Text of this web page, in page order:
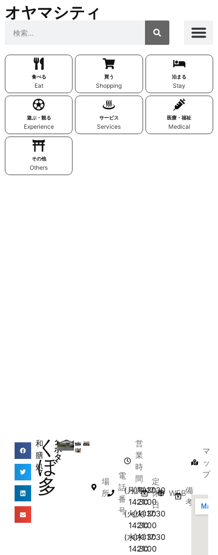
オヤマシティ
食べる
Eat
買う
Shopping
泊まる
Stay
遊ぶ・観る
Experience
サービス
Services
医療・福祉
Medical
その他
Others
和
膳
処
く
ぼ
多
ク
ボ
タ
場
所
電
話
番
号
営
業
時
間
(月)11:30
～
14:30
(月)17:30
～
21:00
(火)11:30
～
14:30
(火)17:30
～
21:00
(水)11:30
～
14:30
(水)17:30
～
21:00
定
休
日
WEB備
考
マ
ッ
プ